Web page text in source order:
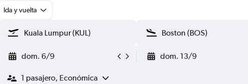
Ida y vuelta
dom. 6/9 dom. 13/9
1 pasajero, Económica